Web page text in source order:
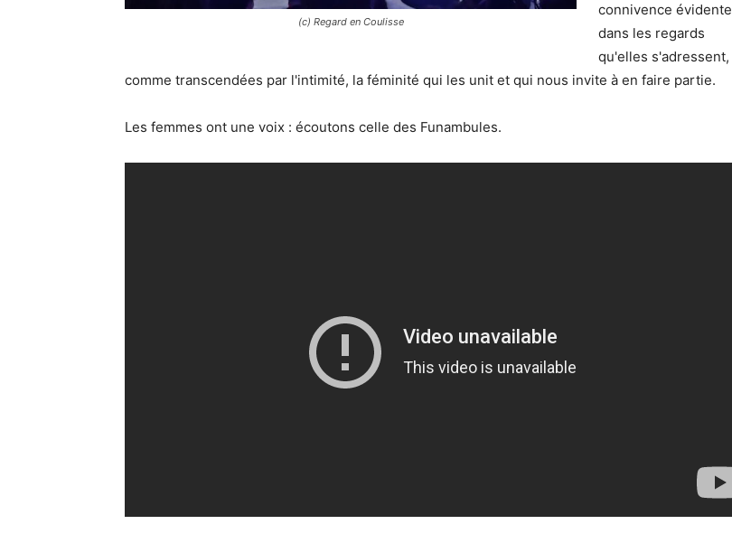
(c) Regard en Coulisse
connivence évidente
dans les regards
qu'elles s'adressent,
comme transcendées par l'intimité, la féminité qui les unit et qui nous invite à en faire partie.
Les femmes ont une voix : écoutons celle des Funambules.